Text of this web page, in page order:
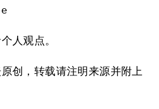
人观点。
创，转载请注明来源并附上